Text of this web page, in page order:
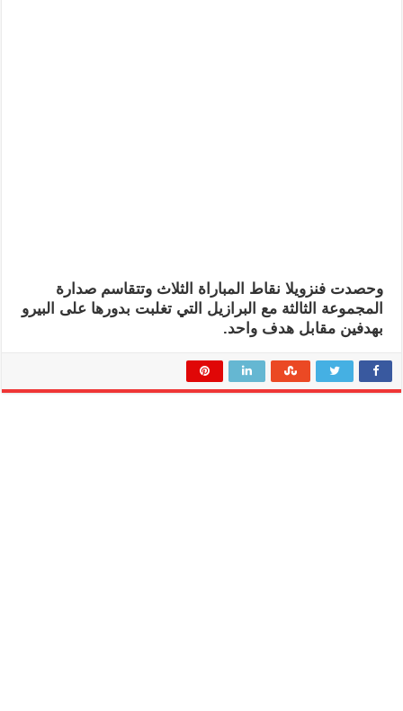
وحصدت فنزويلا نقاط المباراة الثلاث وتتقاسم صدارة
المجموعة الثالثة مع البرازيل التي تغلبت بدورها على البيرو
بهدفين مقابل هدف واحد.